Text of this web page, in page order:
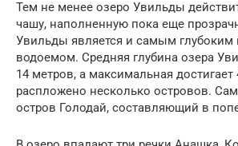
Тем не менее озеро Увильды
чашу, наполненную пока еще
Увильды является и самым
водоемом. Средняя глубина озера
14 метров, а максимальная
распложено несколько островов.
остров Голодай, составляющий в